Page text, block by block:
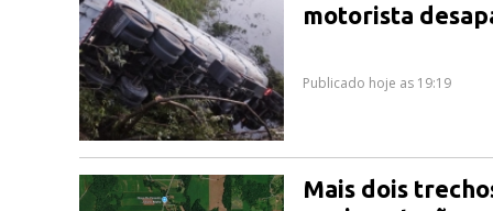
motorista
Publicado hoje as 19:19
Mais dois